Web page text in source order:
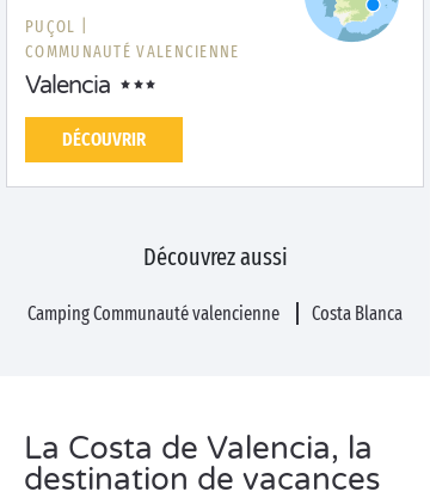
PUÇOL |
COMMUNAUTÉ VALENCIENNE
Valencia
DÉCOUVRIR
Découvrez aussi
Camping Communauté valencienne Costa Blanca
La Costa de Valencia, la
destination de vacances